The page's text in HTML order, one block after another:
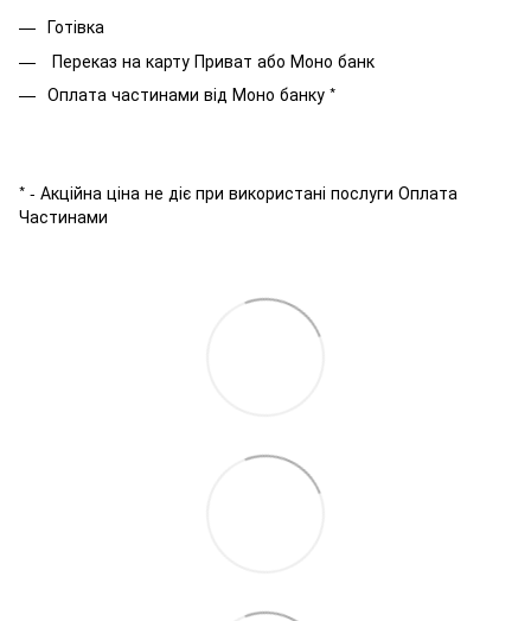
Готівка
Переказ на карту Приват або Моно банк
Оплата частинами від Моно банку *
* - Акційна ціна не діє при використані послуги Оплата
Частинами